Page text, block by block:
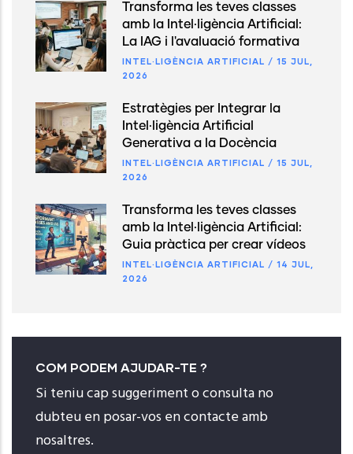
Transforma les teves classes
amb la Intel·ligència Artificial:
La IAG i l'avaluació formativa
INTEL·LIGÈNCIA ARTIFICIAL / 15 JUL,
2026
Estratègies per Integrar la
Intel·ligència Artificial
Generativa a la Docència
INTEL·LIGÈNCIA ARTIFICIAL / 15 JUL,
2026
Transforma les teves classes
amb la Intel·ligència Artificial:
Guia pràctica per crear vídeos
INTEL·LIGÈNCIA ARTIFICIAL / 14 JUL,
2026
COM PODEM AJUDAR-TE ?
Si teniu cap suggeriment o consulta no
dubteu en posar-vos en contacte amb
nosaltres.